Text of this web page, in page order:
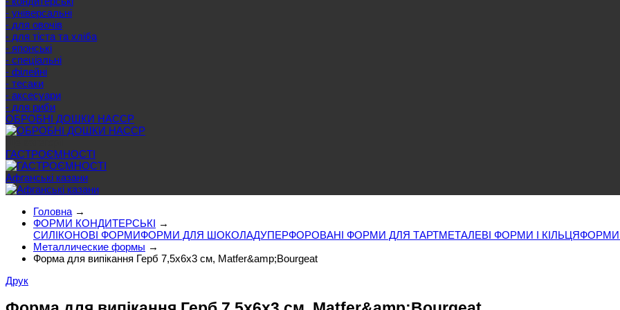
- універсальні
- для овочів
- для тіста та хліба
- японські
- спеціальні
- філейні
- тесаки
- аксесуари
- для риби
ОБРОБНІ ДОШКИ HACCP
ГАСТРОЄМНОСТІ
Афганські казани
Головна →
ФОРМИ КОНДИТЕРСЬКІ →
СИЛІКОНОВІ ФОРМИФОРМИ ДЛЯ ШОКОЛАДУПЕРФОРОВАНІ ФОРМИ ДЛЯ ТАРТМЕТАЛЕВІ ФОРМИ І КІЛЬЦЯФОРМИ
Металлические формы →
Форма для випікання Герб 7,5х6х3 см, Matfer&amp;Bourgeat
Друк